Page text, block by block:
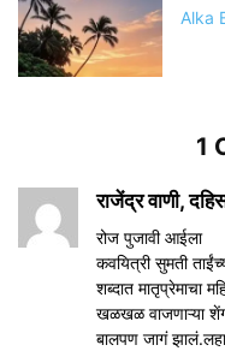
Alka
1
राजेंद्र वाणी,
रोज पुजावी आईला
कवयित्री सुमती
शब्दात मातृप्रेमाचा
खळखळ वाजणाऱ्या
बालपण जागं